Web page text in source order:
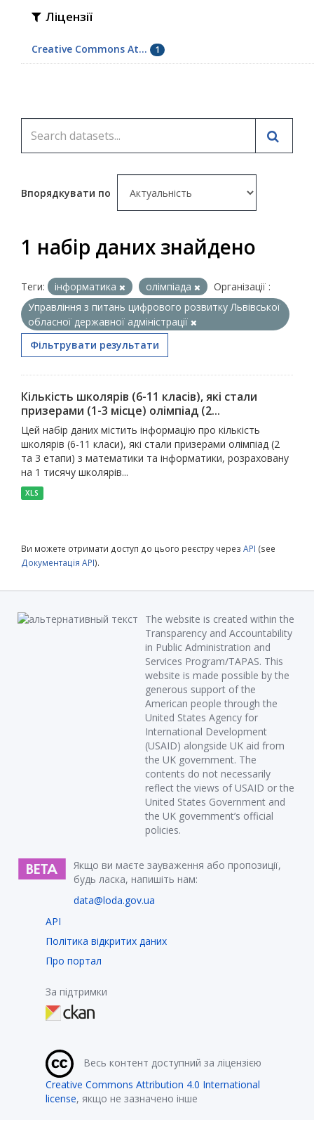
Ліцензії
Creative Commons At... 1
Впорядкувати по
1 набір даних знайдено
Теги: інформатика олімпіада
Організації :
Управління з питань цифрового розвитку Львівської
обласної державної адміністрації
Фільтрувати результати
Кількість школярів (6-11 класів), які стали
призерами (1-3 місце) олімпіад (2...
Цей набір даних містить інформацію про кількість
школярів (6-11 класи), які стали призерами олімпіад (2
та 3 етапи) з математики та інформатики, розраховану
на 1 тисячу школярів...
XLS
Ви можете отримати доступ до цього реєстру через API (see
Документація API).
The website is created within the
Transparency and Accountability
in Public Administration and
Services Program/TAPAS. This
website is made possible by the
generous support of the
American people through the
United States Agency for
International Development
(USAID) alongside UK aid from
the UK government. The
contents do not necessarily
reflect the views of USAID or the
United States Government and
the UK government’s official
policies.
Якщо ви маєте зауваження або пропозиції,
будь ласка, напишіть нам:
data@loda.gov.ua
API
Політика відкритих даних
Про портал
За підтримки
Весь контент доступний за ліцензією
Creative Commons Attribution 4.0 International
license, якщо не зазначено інше